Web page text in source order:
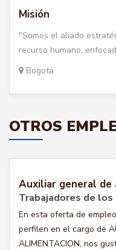
Misión
"Somos el aliado
recurso humano,
Bogotá
OTROS
Auxiliar general de
Trabajadores de
En esta oferta de
perfilen en el cargo de
ALIMENTACION, nos